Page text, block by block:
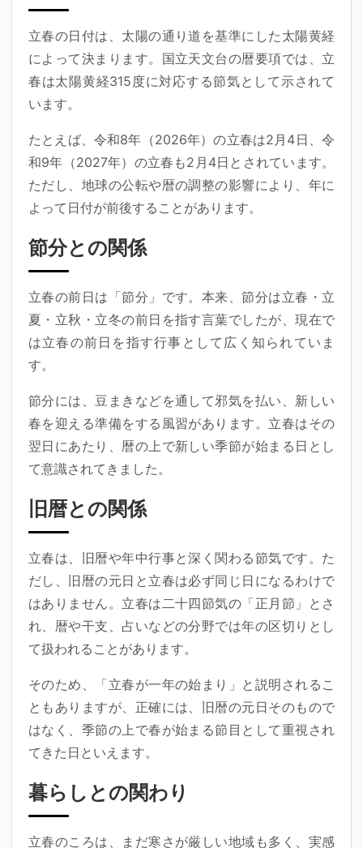
立春の日付は、太陽の通り道を基準にした太陽黄経
によって決まります。国立天文台の暦要項では、立
春は太陽黄経315度に対応する節気として示されて
います。
たとえば、令和8年（2026年）の立春は2月4日、令
和9年（2027年）の立春も2月4日とされています。
ただし、地球の公転や暦の調整の影響により、年に
よって日付が前後することがあります。
節分との関係
立春の前日は「節分」です。本来、節分は立春・立
夏・立秋・立冬の前日を指す言葉でしたが、現在で
は立春の前日を指す行事として広く知られていま
す。
節分には、豆まきなどを通して邪気を払い、新しい
春を迎える準備をする風習があります。立春はその
翌日にあたり、暦の上で新しい季節が始まる日とし
て意識されてきました。
旧暦との関係
立春は、旧暦や年中行事と深く関わる節気です。た
だし、旧暦の元日と立春は必ず同じ日になるわけで
はありません。立春は二十四節気の「正月節」とさ
れ、暦や干支、占いなどの分野では年の区切りとし
て扱われることがあります。
そのため、「立春が一年の始まり」と説明されるこ
ともありますが、正確には、旧暦の元日そのもので
はなく、季節の上で春が始まる節目として重視され
てきた日といえます。
暮らしとの関わり
立春のころは、まだ寒さが厳しい地域も多く、実感